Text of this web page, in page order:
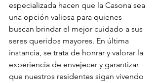
especializada hacen que la Casona sea
una opción valiosa para quienes
buscan brindar el mejor cuidado a sus
seres queridos mayores. En última
instancia, se trata de honrar y valorar la
experiencia de envejecer y garantizar
que nuestros residentes sigan vivendo